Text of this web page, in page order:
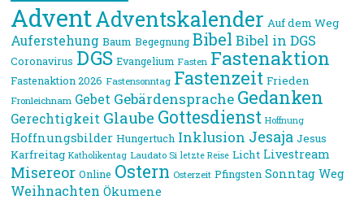
AdventAdventskalender Auf dem Weg
Auferstehung Baum Begegnung Bibel Bibel in DGS
Coronavirus DGS Evangelium Fasten Fastenaktion
Fastenaktion 2026 Fastensonntag Fastenzeit Frieden
Fronleichnam Gebet Gebärdensprache Gedanken
Gerechtigkeit Glaube Gottesdienst Hoffnung
Hoffnungsbilder Hungertuch Inklusion Jesaja Jesus
Karfreitag Katholikentag Laudato Si letzte Reise Licht Livestream
Misereor Online Ostern Osterzeit Pfingsten Sonntag Weg
Weihnachten Ökumene